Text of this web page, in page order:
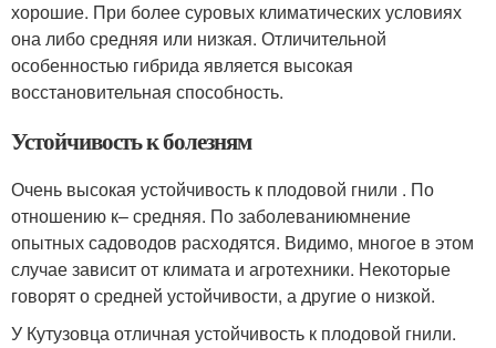
хорошие. При более суровых климатических условиях
она либо средняя или низкая. Отличительной
особенностью гибрида является высокая
восстановительная способность.
Устойчивость к болезням
Очень высокая устойчивость к плодовой гнили . По
отношению к– средняя. По заболеваниюмнение
опытных садоводов расходятся. Видимо, многое в этом
случае зависит от климата и агротехники. Некоторые
говорят о средней устойчивости, а другие о низкой.
У Кутузовца отличная устойчивость к плодовой гнили.